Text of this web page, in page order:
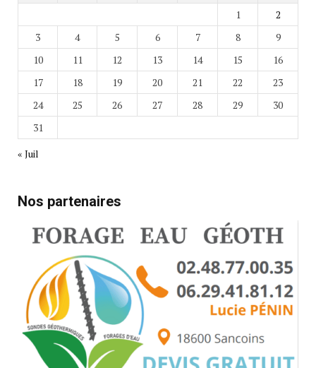
1
2
3
4 5 6 7 8
9
10
11 12 13 14 15
16
17
18 19 20 21 22
23
24
25 26 27 28 29
30
31
« Juil
Nos partenaires